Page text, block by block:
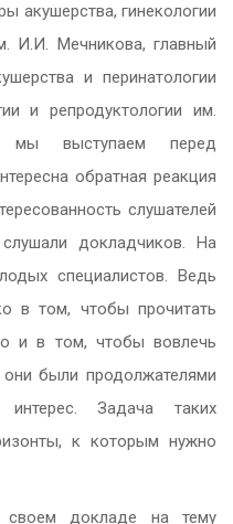
акушерства, гинекологии
И.И. Мечникова, главный
и перинатологии
и репродуктологии им.
мы выступаем перед
обратная реакция
слушателей
докладчиков. На
специалистов. Ведь
в том, чтобы прочитать
и в том, чтобы вовлечь
были продолжателями
Задача таких
к которым нужно
докладе на тему